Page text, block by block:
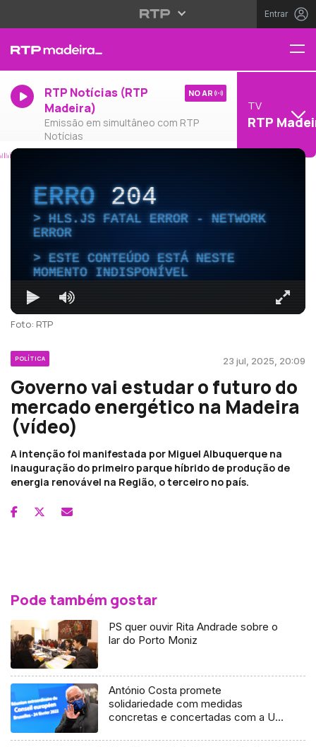
Entrar
RTP Notícias (RTP
Madeira)
Emissão em simultâneo com RTP
Notícias
NO AR
TV
RTP
ERRO204
HLS.JS FATAL ERROR - NETWORK
ERROR
ESTE CONTEÚDO ESTÁ NESTE
MOMENTO INDISPONÍVEL
Foto: RTP
POLÍTICA 23 jul, 2025, 20:09
Governo vai estudar o futuro do
mercado energético na Madeira
(vídeo)
A intenção foi manifestada por Miguel Albuquerque na
inauguração do primeiro parque híbrido de produção de
energia renovável na Região, o terceiro no país.
Pode também gostar
PS quer ouvir Rita Andrade sobre o
lar do Porto Moniz
António Costa promete
solidariedade com medidas
concretas e concertadas com a UE